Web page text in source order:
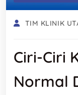
TIM KLINIK
Ciri-Ciri
Normal